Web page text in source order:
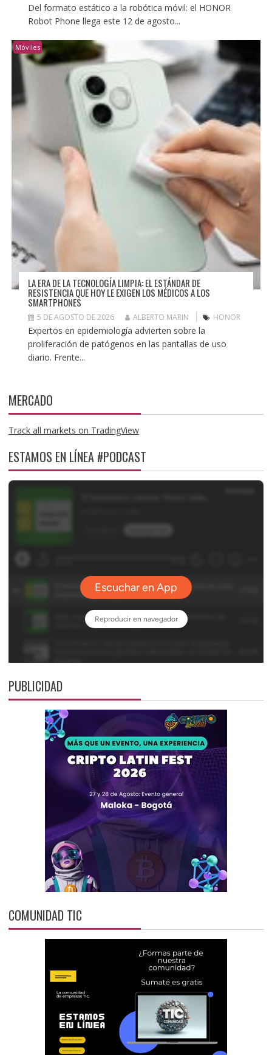
Del formato estático a la robótica móvil: el HONOR
Robot Phone llega este 12 de agosto...
Móviles
LA ERA DE LA TECNOLOGÍA LIMPIA: EL ESTÁNDAR DE
RESISTENCIA QUE HOY LE EXIGEN LOS MÉDICOS A LOS
SMARTPHONES
5 DE AGOSTO DE 2026 ALBERTO MARIN HONOR
Expertos en epidemiología advierten sobre la
proliferación de patógenos en las pantallas de uso
diario. Frente...
MERCADO
Track all markets on TradingView
ESTAMOS EN LÍNEA #PODCAST
PUBLICIDAD
COMUNIDAD TIC